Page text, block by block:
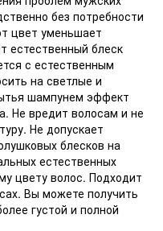
без потребности
цвет уменьшает
естественный блеск
с естественным
на светлые и
шампунем эффект
Не вредит волосам и не
Не допускает
блесков на
естественных
цвету волос. Подходит
Вы можете получить
густой и полной